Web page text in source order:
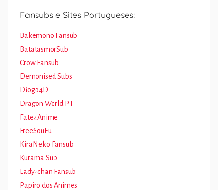
Fansubs e Sites Portugueses:
Bakemono Fansub
BatatasmorSub
Crow Fansub
Demonised Subs
Diogo4D
Dragon World PT
Fate4Anime
FreeSouEu
KiraNeko Fansub
Kurama Sub
Lady-chan Fansub
Papiro dos Animes